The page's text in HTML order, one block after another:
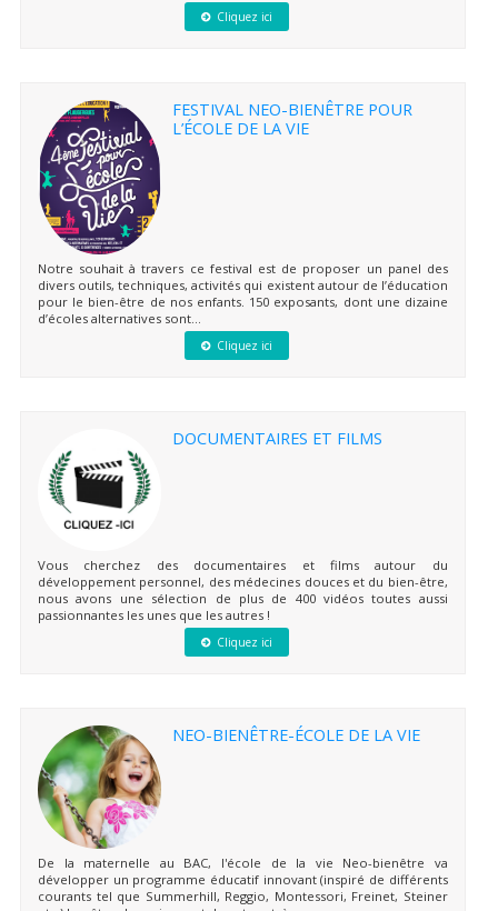
Cliquez ici
FESTIVAL NEO-BIENÊTRE POUR
L’ÉCOLE DE LA VIE
Notre souhait à travers ce festival est de proposer un panel des
divers outils, techniques, activités qui existent autour de l’éducation
pour le bien-être de nos enfants. 150 exposants, dont une dizaine
d’écoles alternatives sont...
Cliquez ici
DOCUMENTAIRES ET FILMS
Vous cherchez des documentaires et films autour du
développement personnel, des médecines douces et du bien-être,
nous avons une sélection de plus de 400 vidéos toutes aussi
passionnantes les unes que les autres !
Cliquez ici
NEO-BIENÊTRE-ÉCOLE DE LA VIE
De la maternelle au BAC, l'école de la vie Neo-bienêtre va
développer un programme éducatif innovant (inspiré de différents
courants tel que Summerhill, Reggio, Montessori, Freinet, Steiner